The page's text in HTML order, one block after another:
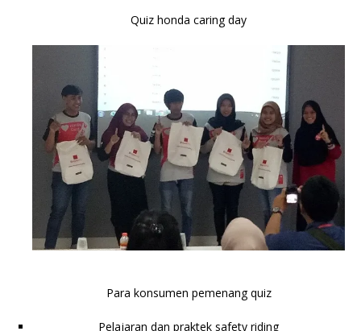
Quiz honda caring day
Para konsumen pemenang quiz
Pelajaran dan praktek safety riding